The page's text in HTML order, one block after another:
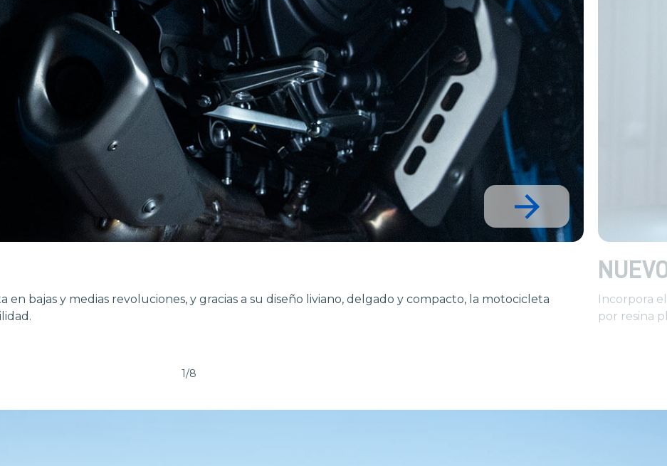
bajas y medias revoluciones, y gracias a su diseño liviano, delgado y compacto, la motocicleta
Incorpora
por resina
1/8